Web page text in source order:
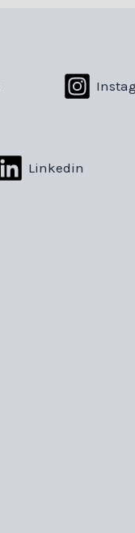
Linkedin